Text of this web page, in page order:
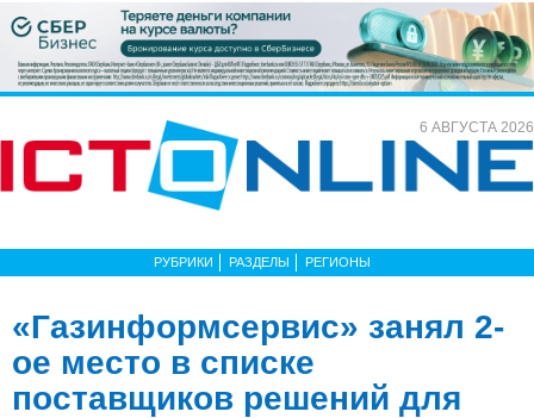
6 АВГУСТА 2026
РУБРИКИ РАЗДЕЛЫ РЕГИОНЫ
«Газинформсервис» занял 2-
ое место в списке
поставщиков решений для